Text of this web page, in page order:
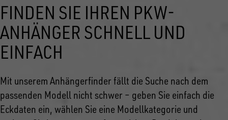
FINDEN SIE IHREN PKW-
ANHÄNGER SCHNELL UND
EINFACH
Mit unserem Anhängerfinder fällt die Suche nach dem
passenden Modell nicht schwer – geben Sie einfach die
Eckdaten ein, wählen Sie eine Modellkategorie und